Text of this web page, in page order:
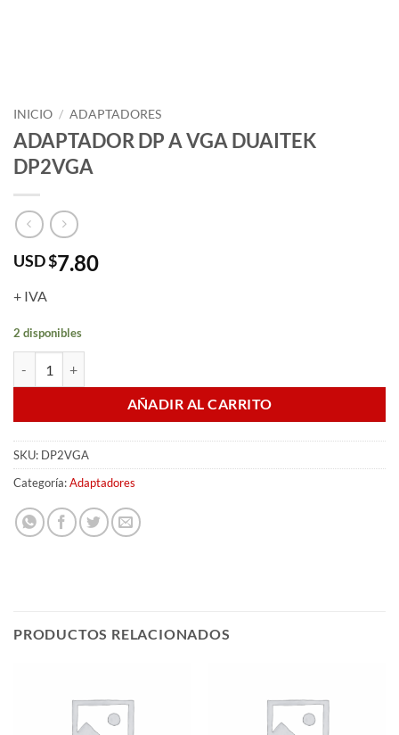
INICIO / ADAPTADORES
ADAPTADOR DP A VGA DUAITEK
DP2VGA
USD $7.80
+ IVA
2 disponibles
AÑADIR AL CARRITO
SKU: DP2VGA
Categoría:Adaptadores
PRODUCTOS RELACIONADOS